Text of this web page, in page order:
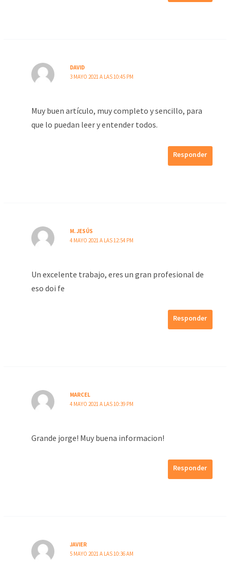
DAVID
3 MAYO 2021 A LAS 10:45 PM
Muy buen artículo, muy completo y sencillo, para
que lo puedan leer y entender todos.
Responder
M. JESÚS
4 MAYO 2021 A LAS 12:54 PM
Un excelente trabajo, eres un gran profesional de
eso doi fe
Responder
MARCEL
4 MAYO 2021 A LAS 10:39 PM
Grande jorge! Muy buena informacion!
Responder
JAVIER
5 MAYO 2021 A LAS 10:36 AM